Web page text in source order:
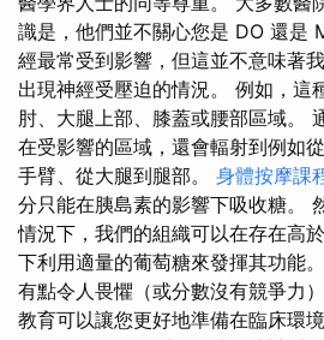
識是，他們並不關心您是 DO 還是
經最常受到影響，但這並不意味著
出現神經受壓迫的情況。 例如，這
肘、大腿上部、膝蓋或腰部區域。
在受影響的區域，還會輻射到例如
手臂、從大腿到腿部。 身體按摩課
分只能在胰島素的影響下吸收糖。
情況下，我們的組織可以在存在高
下利用適量的葡萄糖來發揮其功能
有點令人畏懼（或分數沒有競爭力
教育可以讓您更好地準備在臨床環